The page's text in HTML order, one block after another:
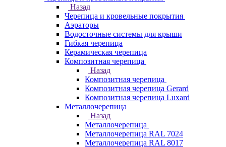
Назад
Черепица и кровельные покрытия
Аэраторы
Водосточные системы для крыши
Гибкая черепица
Керамическая черепица
Композитная черепица
Назад
Композитная черепица
Композитная черепица Gerard
Композитная черепица Luxard
Металлочерепица
Назад
Металлочерепица
Металлочерепица RAL 7024
Металлочерепица RAL 8017